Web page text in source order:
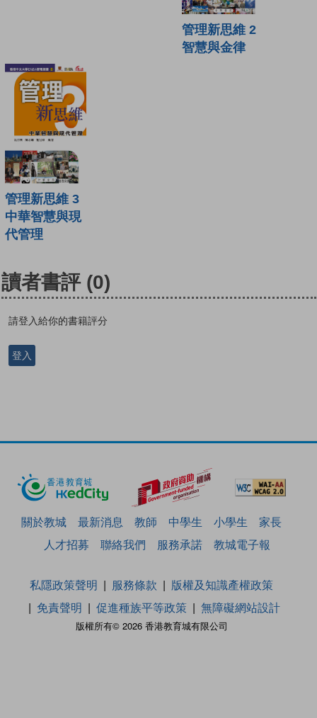
管理新思維 2
智慧與金律
管理新思維 3
中華智慧與現
代管理
讀者書評 (0)
請登入給你的書籍評分
登入
關於教城 最新消息 教師 中學生 小學生
家長
人才招募
聯絡我們 服務承諾 教城電子報
版權所有© 2026 香港教育城有限公司
私隱政策聲明 服務條款
版權及知識產權政策
免責聲明
促進種族平等政策 無障礙網站設計